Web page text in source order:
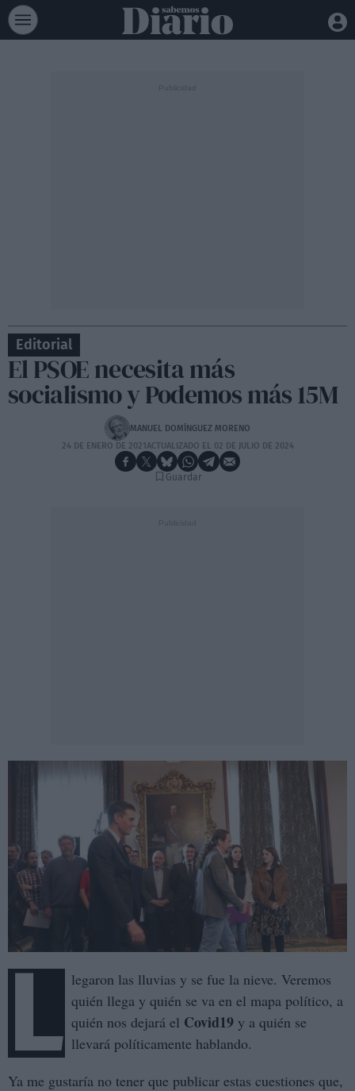
Editorial
El PSOE necesita más
socialismo y Podemos más 15M
MANUEL DOMÍNGUEZ MORENO
24 DE ENERO DE 2021ACTUALIZADO EL 02 DE JULIO DE 2024
Guardar
L legaron las lluvias y se fue la nieve. Veremos
quién llega y quién se va en el mapa político, a
quién nos dejará el Covid19 y a quién se
llevará políticamente hablando.
Ya me gustaría no tener que publicar estas cuestiones que,